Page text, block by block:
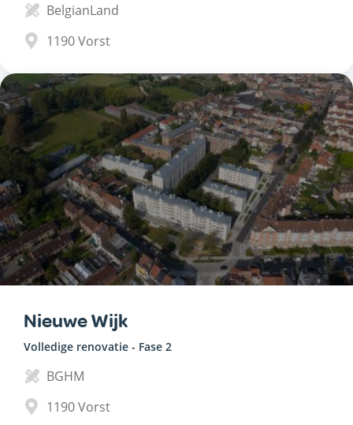
BelgianLand
1190Vorst
Nieuwe Wijk
Volledige renovatie - Fase 2
BGHM
1190Vorst